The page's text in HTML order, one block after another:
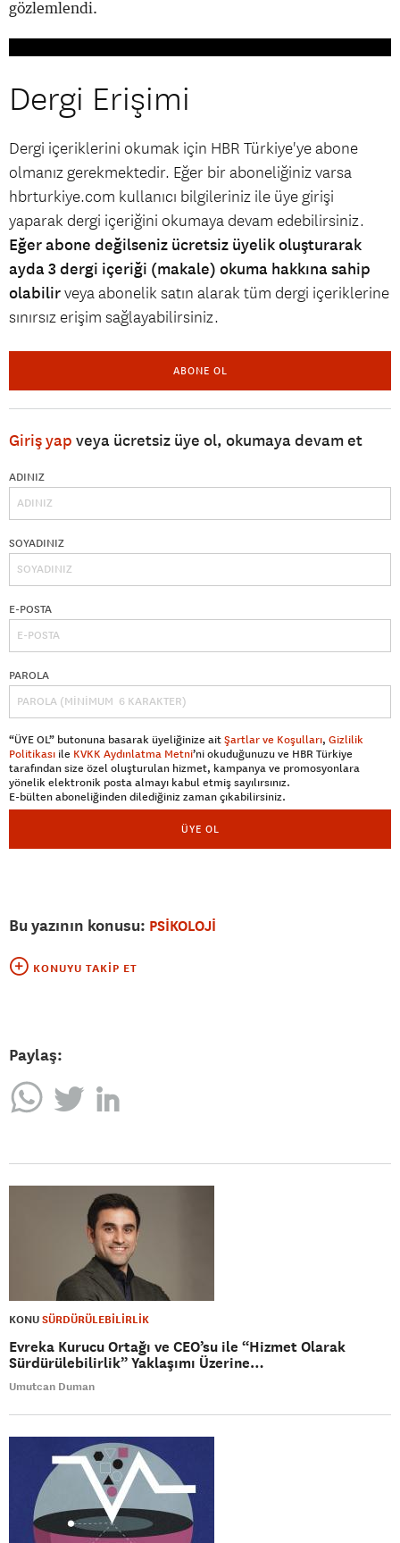
gözlemlendi.
Dergi Erişimi
Dergi içeriklerini okumak için HBR Türkiye'ye abone
olmanız gerekmektedir. Eğer bir aboneliğiniz varsa
hbrturkiye.com kullanıcı bilgileriniz ile üye girişi
yaparak dergi içeriğini okumaya devam edebilirsiniz.
Eğer abone değilseniz ücretsiz üyelik oluşturarak
ayda 3 dergi içeriği (makale) okuma hakkına sahip
olabilirveya abonelik satın alarak tüm dergi içeriklerine
sınırsız erişim sağlayabilirsiniz.
ABONE OL
Giriş yap veya ücretsiz üye ol, okumaya devam et
ADINIZ
SOYADINIZ
E-POSTA
PAROLA
“ÜYE OL” butonuna basarak üyeliğinize aitŞartlar ve Koşulları, Gizlilik
Politikası ile KVKK Aydınlatma Metni’ni okuduğunuzu ve HBR Türkiye
tarafından size özel oluşturulan hizmet, kampanya ve promosyonlara
yönelik elektronik posta almayı kabul etmiş sayılırsınız.
E-bülten aboneliğinden dilediğiniz zaman çıkabilirsiniz.
ÜYE OL
Bu yazının konusu: PSİKOLOJİ
KONUYU TAKIP ET
Paylaş:
KONUSÜRDÜRÜLEBİLİRLİK
Evreka Kurucu Ortağı ve CEO’su ile “Hizmet Olarak
Sürdürülebilirlik” Yaklaşımı Üzerine…
Umutcan Duman